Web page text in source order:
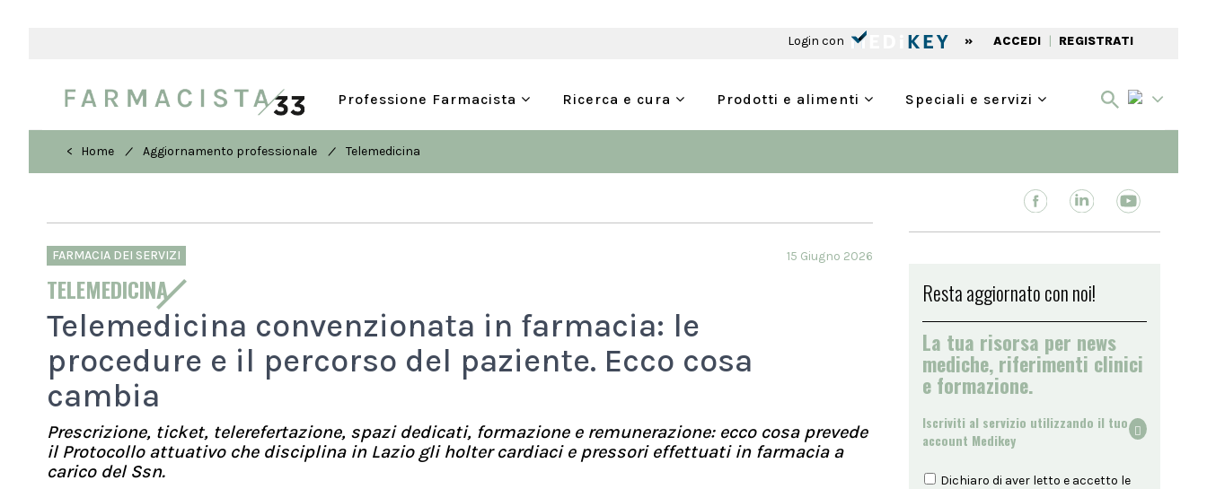
Login con » ACCEDI | REGISTRATI
Professione Farmacista Ricerca e cura Prodotti e alimenti Speciali e servizi
< Home / Aggiornamento professionale / Telemedicina
FARMACIA DEI SERVIZI
TELEMEDICINA
15 Giugno 2026
Telemedicina convenzionata in farmacia: le
procedure e il percorso del paziente. Ecco cosa
cambia
Prescrizione, ticket, telerefertazione, spazi dedicati, formazione e remunerazione: ecco cosa prevede
il Protocollo attuativo che disciplina in Lazio gli holter cardiaci e pressori effettuati in farmacia a
carico del Ssn.
Resta aggiornato con noi!
La tua risorsa per news
mediche, riferimenti clinici
e formazione.
Iscriviti al servizio utilizzando il tuo
account Medikey
Dichiaro di aver letto e accetto le